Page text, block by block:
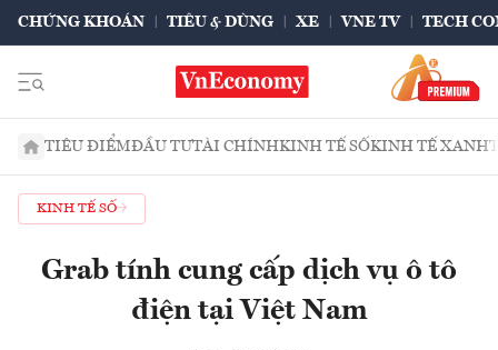
CHỨNG KHOÁN TIÊU & DÙNG XE VNE TV TECH
TIÊU ĐIỂMĐẦU TƯTÀI CHÍNHKINH TẾ SỐKINH TẾ XANH
KINH TẾ SỐ
Grab tính cung cấp dịch vụ ô tô
điện tại Việt Nam